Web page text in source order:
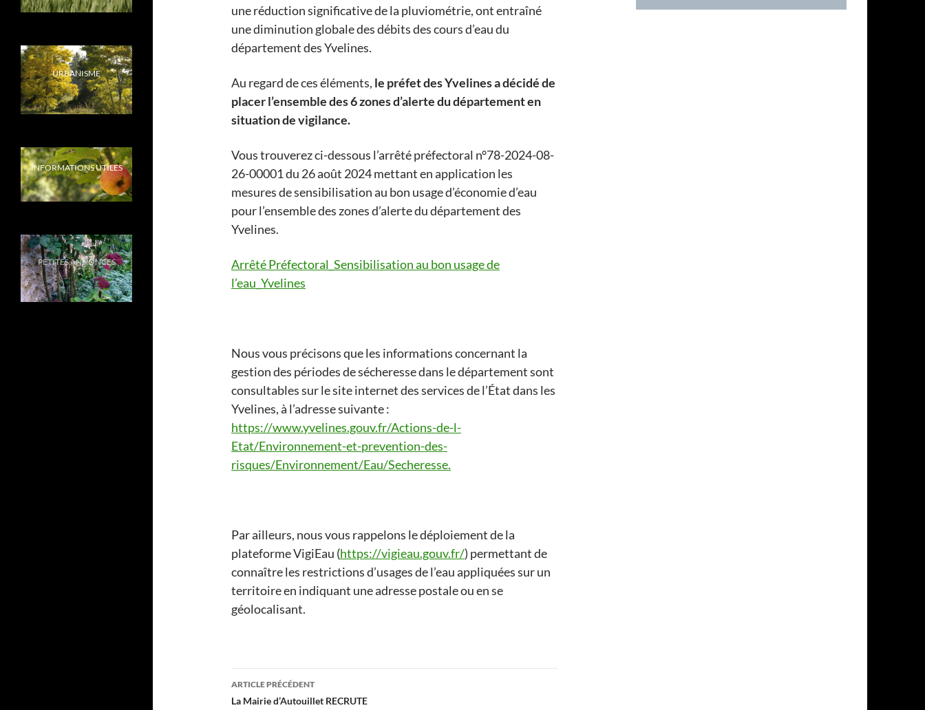
une réduction significative de la pluviométrie, ont entraîné
une diminution globale des débits des cours d’eau du
département des Yvelines.
Au regard de ces éléments, le préfet des Yvelines a décidé de
placer l’ensemble des 6 zones d’alerte du département en
situation de vigilance.
Vous trouverez ci-dessous l’arrêté préfectoral n°78-2024-08-
26-00001 du 26 août 2024 mettant en application les
mesures de sensibilisation au bon usage d’économie d’eau
pour l’ensemble des zones d’alerte du département des
Yvelines.
Arrêté Préfectoral_Sensibilisation au bon usage de
l’eau_Yvelines
Nous vous précisons que les informations concernant la
gestion des périodes de sécheresse dans le département sont
consultables sur le site internet des services de l’État dans les
Yvelines, à l’adresse suivante :
https://www.yvelines.gouv.fr/Actions-de-l-
Etat/Environnement-et-prevention-des-
risques/Environnement/Eau/Secheresse.
Par ailleurs, nous vous rappelons le déploiement de la
plateforme VigiEau (https://vigieau.gouv.fr/) permettant de
connaître les restrictions d’usages de l’eau appliquées sur un
territoire en indiquant une adresse postale ou en se
géolocalisant.
Navigation
des
ARTICLE PRÉCÉDENT
La Mairie d’Autouillet RECRUTE
URBANISME
INFORMATIONS UTILES
PETITES ANNONCES